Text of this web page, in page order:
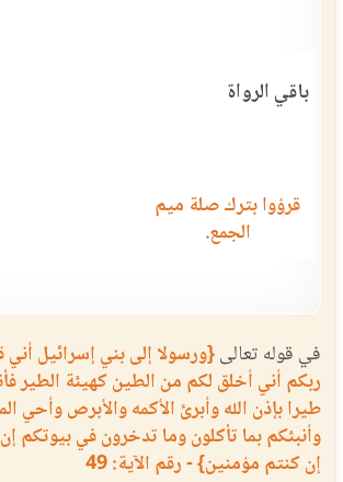
باقي الرواة
قرؤوا بترك صلة ميم
الجمع.
في قوله تعالى{ورسولا إلى بني إسرائيل
ربكم أني أخلق لكم من الطين كهيئة الطير
طيرا بإذن الله وأبرئ الأكمه والأبرص وأحي
وأنبئكم بما تأكلون وما تدخرون في بيوتكم
إن كنتم مؤمنين} - رقم الآية: 49